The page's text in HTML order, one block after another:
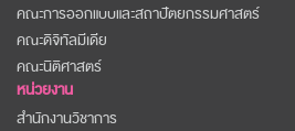
คณะการออกแบบและสถาปัตยกรรมศาสตร์
คณะดิจิทัลมีเดีย
คณะนิติศาสตร์
หน่วยงาน
สำนักงานวิชาการ